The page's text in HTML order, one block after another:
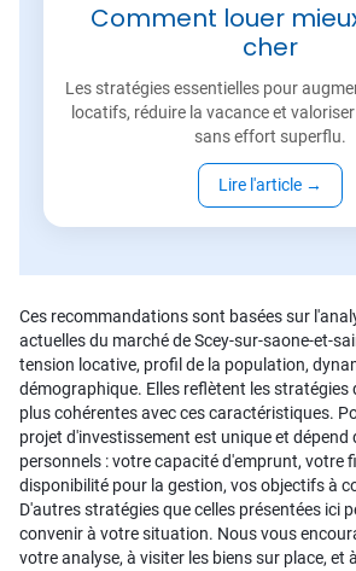
Comment louer
cher
Les stratégies essentielles pour
locatifs, réduire la vacance et
sans effort superflu.
Lire l'article →
Ces recommandations sont basées sur
actuelles du marché de Scey-sur-saone-et-
tension locative, profil de la population,
démographique. Elles reflètent les stratégies
plus cohérentes avec ces caractéristiques.
projet d'investissement est unique et
personnels : votre capacité d'emprunt, votre
disponibilité pour la gestion, vos objectifs à
D'autres stratégies que celles présentées ici
convenir à votre situation. Nous vous
votre analyse, à visiter les biens sur place, et